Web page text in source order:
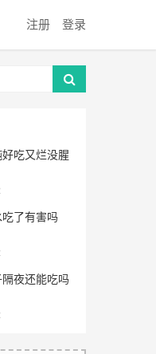
注册 登录
吃又烂没腥
了有害吗
夜还能吃吗